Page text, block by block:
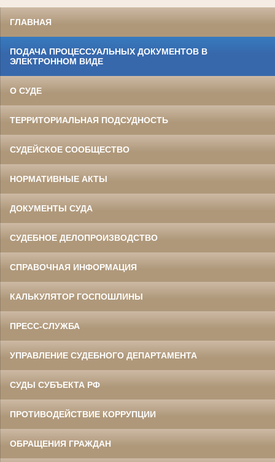
ГЛАВНАЯ
ПОДАЧА ПРОЦЕССУАЛЬНЫХ ДОКУМЕНТОВ В
ЭЛЕКТРОННОМ ВИДЕ
О СУДЕ
ТЕРРИТОРИАЛЬНАЯ ПОДСУДНОСТЬ
СУДЕЙСКОЕ СООБЩЕСТВО
НОРМАТИВНЫЕ АКТЫ
ДОКУМЕНТЫ СУДА
СУДЕБНОЕ ДЕЛОПРОИЗВОДСТВО
СПРАВОЧНАЯ ИНФОРМАЦИЯ
КАЛЬКУЛЯТОР ГОСПОШЛИНЫ
ПРЕСС-СЛУЖБА
УПРАВЛЕНИЕ СУДЕБНОГО ДЕПАРТАМЕНТА
СУДЫ СУБЪЕКТА РФ
ПРОТИВОДЕЙСТВИЕ КОРРУПЦИИ
ОБРАЩЕНИЯ ГРАЖДАН